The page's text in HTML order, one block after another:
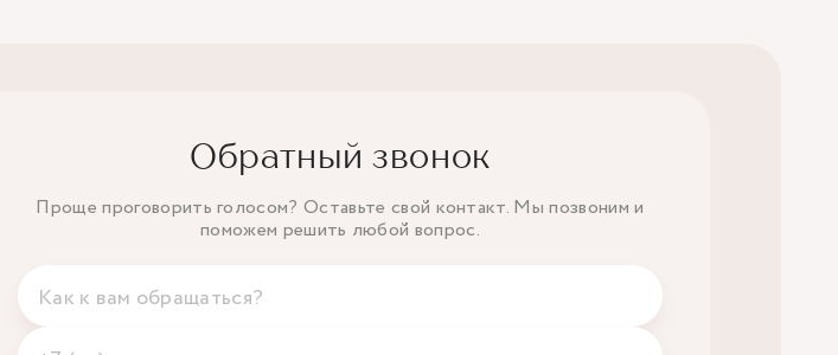
Обратный звонок
Проще проговорить голосом? Оставьте свой контакт. Мы позвоним и
поможем решить любой вопрос.